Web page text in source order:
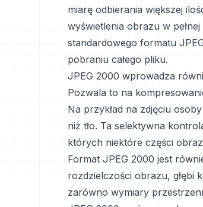
miarę odbierania większej
wyświetlenia obrazu w
standardowego formatu
pobraniu całego pliku.
JPEG 2000 wprowadza
Pozwala to na
Na przykład na zdjęciu
niż tło. Ta selektywna
których niektóre części
Format JPEG 2000 jest
rozdzielczości obrazu, głębi
zarówno wymiary